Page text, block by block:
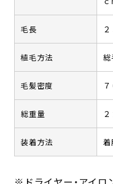
毛長
植毛方法 総
毛髪密度
総重量
装着方法 着